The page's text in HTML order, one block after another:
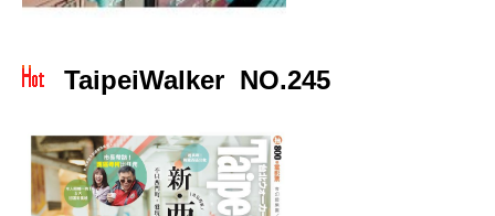
TaipeiWalker NO.245